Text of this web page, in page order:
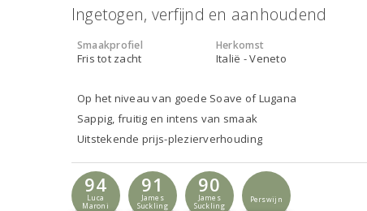
Ingetogen, verfijnd en aanhoudend
Smaakprofiel
Fris tot zacht
Herkomst
Italië - Veneto
Op het niveau van goede Soave of Lugana
Sappig, fruitig en intens van smaak
Uitstekende prijs-plezierverhouding
94
Luca
Maroni
91
James
Suckling
90
James
Suckling
Perswijn